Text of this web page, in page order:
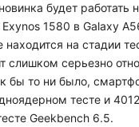
будет работать
1580 в Galaxy
находится на стадии
слишком серьезно
бы то ни было,
тесте и
Geekbench 6.5.